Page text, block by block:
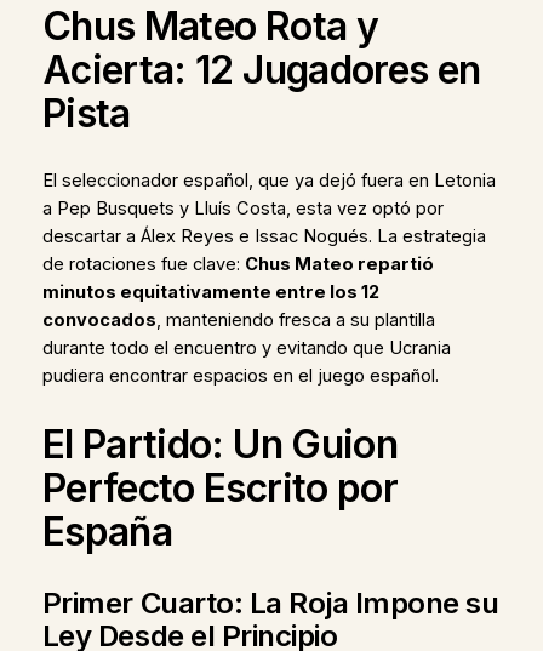
Chus Mateo Rota y
Acierta: 12 Jugadores en
Pista
El seleccionador español, que ya dejó fuera en Letonia
a Pep Busquets y Lluís Costa, esta vez optó por
descartar a Álex Reyes e Issac Nogués. La estrategia
de rotaciones fue clave: Chus Mateo repartió
minutos equitativamente entre los 12
convocados, manteniendo fresca a su plantilla
durante todo el encuentro y evitando que Ucrania
pudiera encontrar espacios en el juego español.
El Partido: Un Guion
Perfecto Escrito por
España
Primer Cuarto: La Roja Impone su
Ley Desde el Principio